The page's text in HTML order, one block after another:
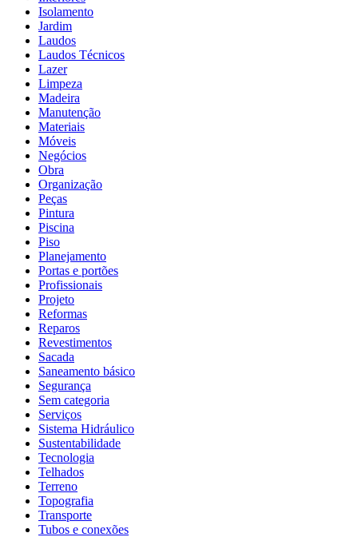
Isolamento
Jardim
Laudos
Laudos Técnicos
Lazer
Limpeza
Madeira
Manutenção
Materiais
Móveis
Negócios
Obra
Organização
Peças
Pintura
Piscina
Piso
Planejamento
Portas e portões
Profissionais
Projeto
Reformas
Reparos
Revestimentos
Sacada
Saneamento básico
Segurança
Sem categoria
Serviços
Sistema Hidráulico
Sustentabilidade
Tecnologia
Telhados
Terreno
Topografia
Transporte
Tubos e conexões